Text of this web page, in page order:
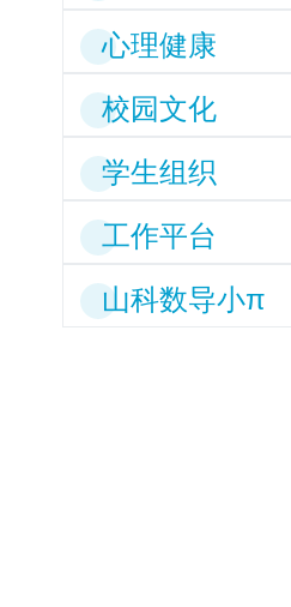
心理健康
校园文化
学生组织
工作平台
山科数导小π